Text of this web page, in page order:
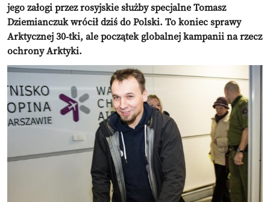
jego załogi przez rosyjskie służby specjalne Tomasz
Dziemianczuk wrócił dziś do Polski. To koniec sprawy
Arktycznej 30-tki, ale początek globalnej kampanii na rzecz
ochrony Arktyki.